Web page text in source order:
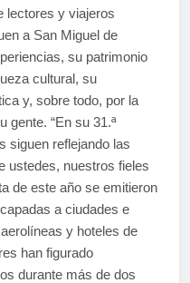
lectores y viajeros
a San Miguel de
su patrimonio
cultural, su
y, sobre todo, por la
gente. “En su 31.ª
siguen reflejando las
ustedes, nuestros fieles
de este año se emitieron
a ciudades e
y hoteles de
han figurado
durante más de dos